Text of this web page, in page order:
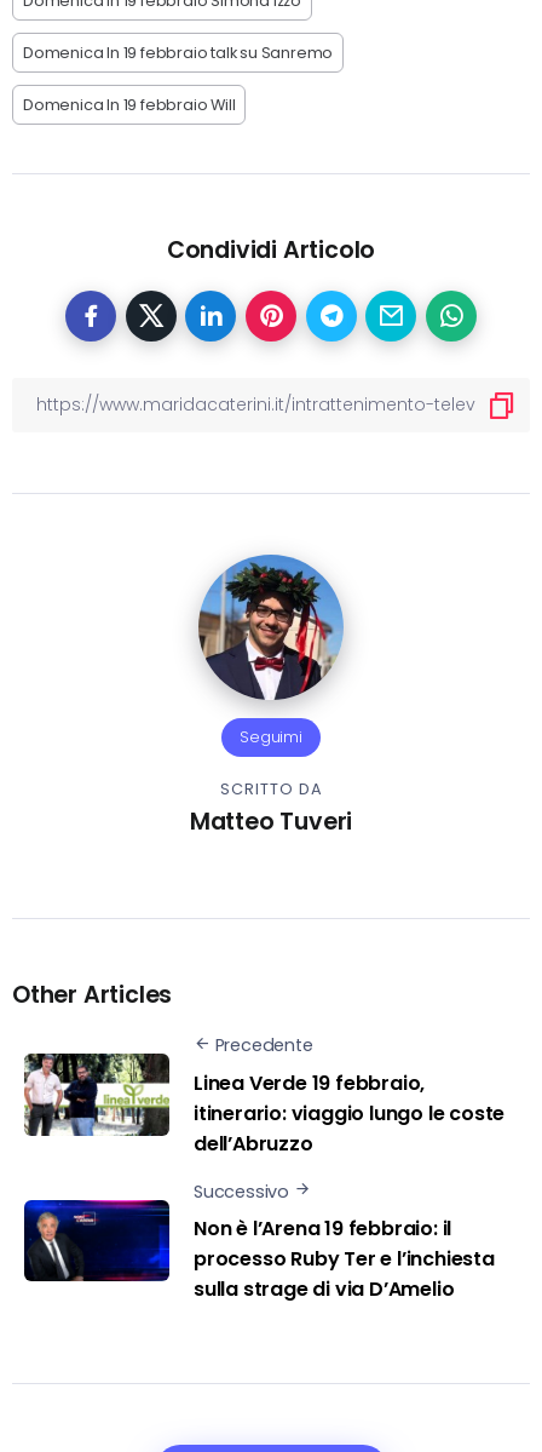
Domenica In 19 febbraio talk su Sanremo
Domenica In 19 febbraio Will
Condividi Articolo
Seguimi
SCRITTO DA
Matteo Tuveri
Other Articles
Precedente
Linea Verde 19 febbraio,
itinerario: viaggio lungo le coste
dell’Abruzzo
Successivo
Non è l’Arena 19 febbraio: il
processo Ruby Ter e l’inchiesta
sulla strage di via D’Amelio